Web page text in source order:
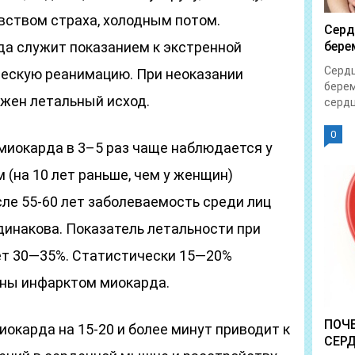
страха, холодным потом.
служит показанием к экстренной
реанимацию. При неоказании
летальный исход.
в 3–5 раз чаще наблюдается у
(на 10 лет раньше, чем у женщин)
55-60 лет заболеваемость среди лиц
Показатель летальности при
30—35%. Статистически 15—20%
инфарктом миокарда.
на 15-20 и более минут приводит к
0